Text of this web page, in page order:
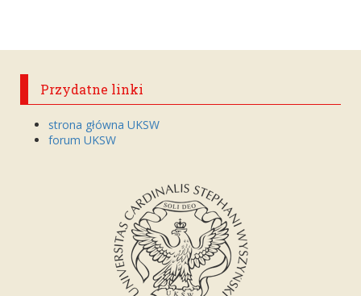
Przydatne linki
strona główna UKSW
forum UKSW